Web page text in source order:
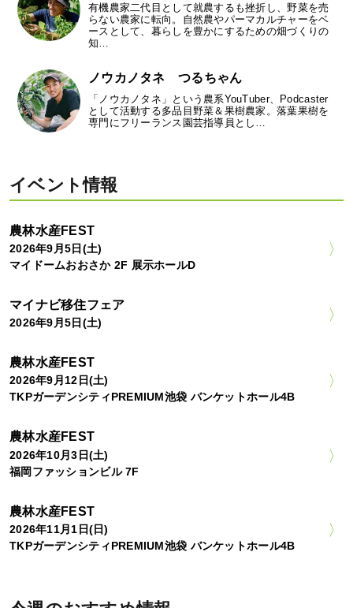
有機農家二代目として就農するも挫折し、野菜を売
らない農家に転向。自然農やパーマカルチャーをベ
ースとして、暮らしを豊かにするための畑づくりの
知…
ノウカノタネ つるちゃん
「ノウカノタネ」という農系YouTuber、Podcaster
として活動する多品目野菜＆果樹農家。落葉果樹を
専門にフリーランス園芸指導員とし…
イベント情報
農林水産FEST
2026年9月5日(土)
マイドームおおさか 2F 展示ホールD
マイナビ移住フェア
2026年9月5日(土)
農林水産FEST
2026年9月12日(土)
TKPガーデンシティPREMIUM池袋 バンケットホール4B
農林水産FEST
2026年10月3日(土)
福岡ファッションビル 7F
農林水産FEST
2026年11月1日(日)
TKPガーデンシティPREMIUM池袋 バンケットホール4B